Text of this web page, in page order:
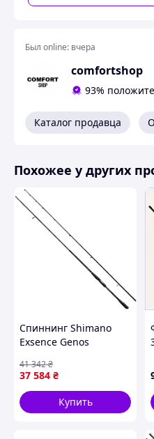
Был online: вчера
comfortshop
93%
Каталог продавца
Похожее у других
Спиннинг Shimano
Exsence Genos
морской для дальних
забросов и трофеев
[n-2266]
37 584 ₴
41 342₴
Купить